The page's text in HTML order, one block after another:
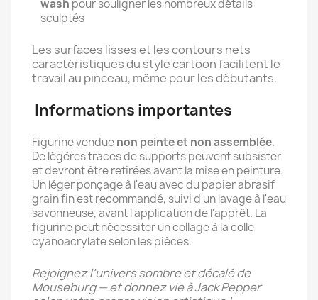
wash pour souligner les nombreux détails
sculptés
Les surfaces lisses et les contours nets
caractéristiques du style cartoon facilitent le
travail au pinceau, même pour les débutants.
Informations importantes
Figurine venduenon peinte et non assemblée.
De légères traces de supports peuvent subsister
et devront être retirées avant la mise en peinture.
Un léger ponçage à l'eau avec du papier abrasif
grain fin est recommandé, suivi d'un lavage à l'eau
savonneuse, avant l'application de l'apprêt. La
figurine peut nécessiter un collage à la colle
cyanoacrylate selon les pièces.
Rejoignez l'univers sombre et décalé de
Mouseburg — et donnez vie à Jack Pepper